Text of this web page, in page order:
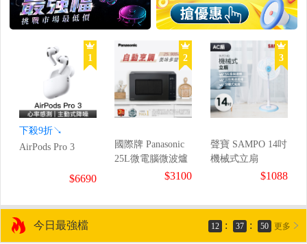
1
下殺9折↘
AirPods Pro 3
$6690
2
國際牌 Panasonic
25L微電腦微波爐
$3100
3
聲寶 SAMPO 14吋
機械式立扇
$1088
今日最強檔 12 : 37 : 49 更多